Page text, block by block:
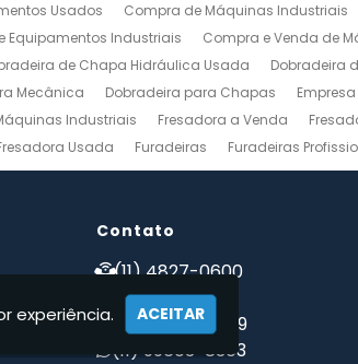
Usados Compra de Máquinas Industriais
Equipamentos Industriais Compra e Venda de
de Chapa Hidráulica Usada Dobradeira
Mecânica Dobradeira para Chapas
Industriais Fresadora a Venda
Usada Furadeiras Furadeiras
Maquinas para Marcenaria Maquinas para
de Máquinas Industriais Venda de Máquinas
Contato
(11) 4827-0600
(11) 94002-1171
(11) 97223-4869
(11) 99603-8303
experiência. ACEITAR